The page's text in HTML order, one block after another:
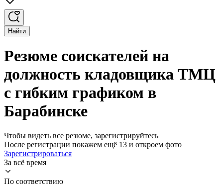
Найти
Резюме соискателей на
должность кладовщика ТМЦ
с гибким графиком в
Барабинске
Чтобы видеть все резюме, зарегистрируйтесь
После регистрации покажем ещё 13 и откроем фото
Зарегистрироваться
За всё время
По соответствию